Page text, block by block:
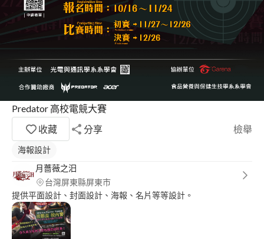
Predator 高校電競大賽
收藏
分享 檢舉
海報設計
月薔薇之汨
台灣屏東縣屏東市
提供平面設計、封面設計、海報、名片等等設計。